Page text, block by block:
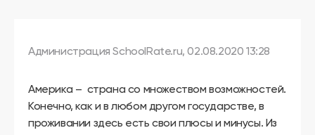
город:
другой
Личный
кабинет
школы
Администрация SchoolRate.ru, 02.08.2020 13:28
Америка – страна со множеством возможностей.
Конечно, как и в любом другом государстве, в
проживании здесь есть свои плюсы и минусы. Из